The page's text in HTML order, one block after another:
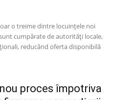
o treime dintre locuințele noi
cumpărate de autorități locale,
reducând oferta disponibilă
proces împotriva